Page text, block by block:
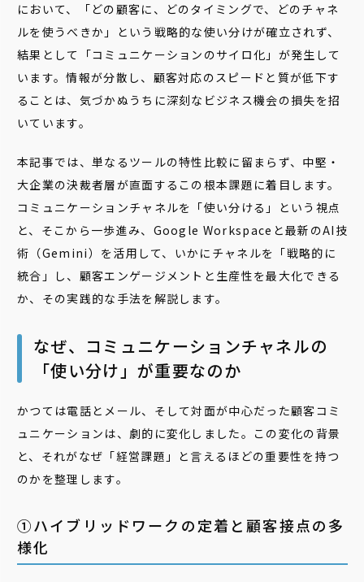
において、「どの顧客に、どのタイミングで、どのチャネ
ルを使うべきか」という戦略的な使い分けが確立されず、
結果として「コミュニケーションのサイロ化」が発生して
います。情報が分散し、顧客対応のスピードと質が低下す
ることは、気づかぬうちに深刻なビジネス機会の損失を招
いています。
本記事では、単なるツールの特性比較に留まらず、中堅・
大企業の決裁者層が直面するこの根本課題に着目します。
コミュニケーションチャネルを「使い分ける」という視点
と、そこから一歩進み、Google Workspaceと最新のAI技
術（Gemini）を活用して、いかにチャネルを「戦略的に
統合」し、顧客エンゲージメントと生産性を最大化できる
か、その実践的な手法を解説します。
なぜ、コミュニケーションチャネルの
「使い分け」が重要なのか
かつては電話とメール、そして対面が中心だった顧客コミ
ュニケーションは、劇的に変化しました。この変化の背景
と、それがなぜ「経営課題」と言えるほどの重要性を持つ
のかを整理します。
①ハイブリッドワークの定着と顧客接点の多
様化